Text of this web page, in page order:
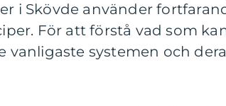
i Skövde använder
För att förstå vad som
vanligaste systemen och